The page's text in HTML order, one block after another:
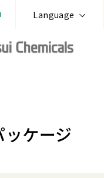
Language
ケージ